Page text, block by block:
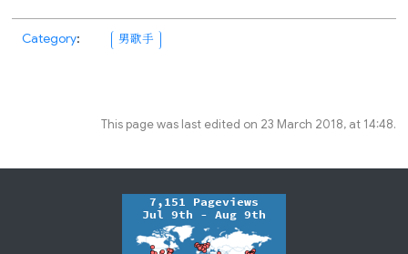
Category: 男歌手
This page was last edited on 23 March 2018, at 14:48.